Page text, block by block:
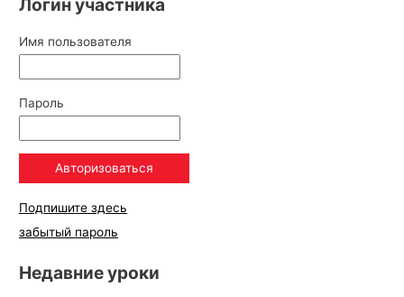
Имя пользователя
Пароль
Подпишите здесь
забытый пароль
Недавние уроки